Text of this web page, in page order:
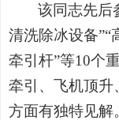
该同志先后
清洗除冰设备”“
牵引杆”等10个
牵引、飞机顶升
方面有独特见解